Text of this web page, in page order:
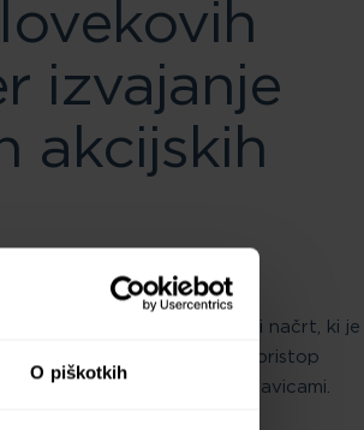
O piškotkih
izvajanje
akcijskih
tveganja se pripravi akcijski načrt, ki je
subjektu. Leta 2022 je bil ta pristop
povezanih s človekovimi pravicami.